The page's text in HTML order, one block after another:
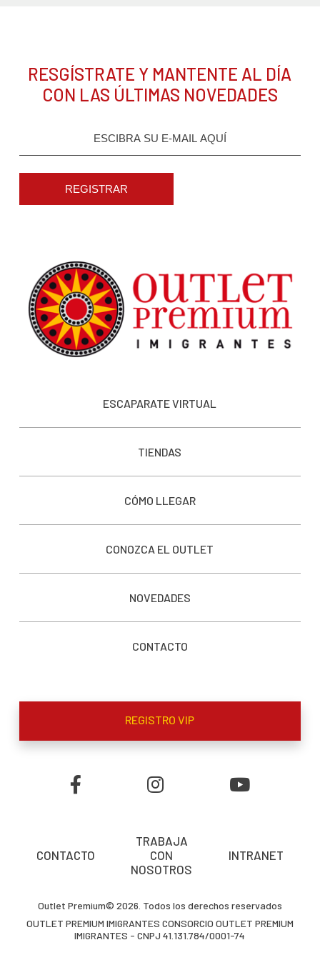
RESGÍSTRATE Y MANTENTE AL DÍA
CON LAS ÚLTIMAS NOVEDADES
REGISTRAR
ESCAPARATE VIRTUAL
TIENDAS
CÓMO LLEGAR
CONOZCA EL OUTLET
NOVEDADES
CONTACTO
REGISTRO VIP
CONTACTO
TRABAJA
CON
NOSOTROS
INTRANET
Outlet Premium© 2026. Todos los derechos reservados
OUTLET PREMIUM IMIGRANTES CONSORCIO OUTLET PREMIUM
IMIGRANTES - CNPJ 41.131.784/0001-74